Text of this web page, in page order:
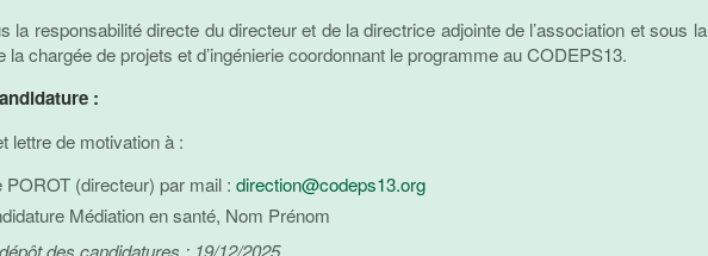
la responsabilité directe du directeur et de la directrice adjointe de l’association et sous la
la chargée de projets et d’ingénierie coordonnant le programme au CODEPS13.
:
lettre de motivation à :
POROT (directeur) par mail :direction@codeps13.org
Médiation en santé, Nom Prénom
des candidatures : 19/12/2025